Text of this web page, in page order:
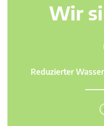
Wir
Reduzierter